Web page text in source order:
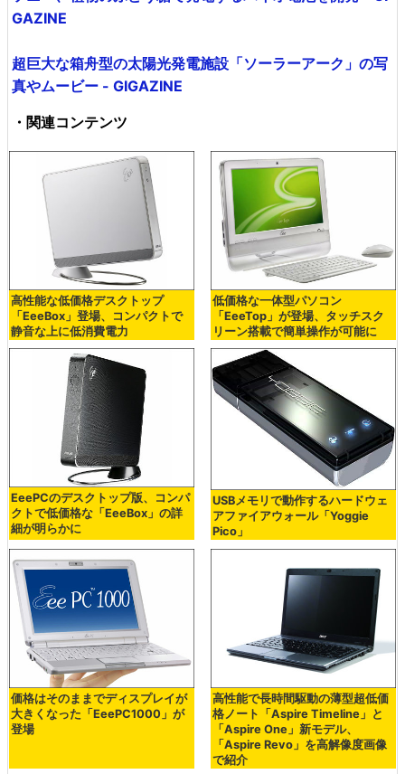
GAZINE
超巨大な箱舟型の太陽光発電施設「ソーラーアーク」の写
真やムービー - GIGAZINE
・関連コンテンツ
高性能な低価格デスクトップ
「EeeBox」登場、コンパクトで
静音な上に低消費電力
低価格な一体型パソコン
「EeeTop」が登場、タッチスク
リーン搭載で簡単操作が可能に
EeePCのデスクトップ版、コンパ
クトで低価格な「EeeBox」の詳
細が明らかに
USBメモリで動作するハードウェ
アファイアウォール「Yoggie
Pico」
価格はそのままでディスプレイが
大きくなった「EeePC1000」が
登場
高性能で長時間駆動の薄型超低価
格ノート「Aspire Timeline」と
「Aspire One」新モデル、
「Aspire Revo」を高解像度画像
で紹介